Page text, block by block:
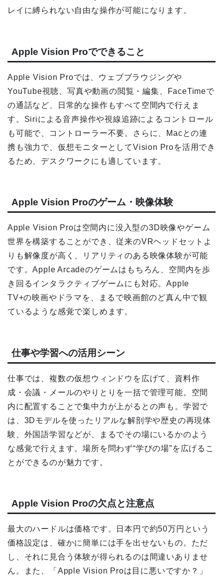
レイに縛られない自由な操作が可能になります。
Apple Vision Proでできること
Apple Vision Proでは、ウェブブラウジングや
YouTube視聴、写真や動画の閲覧・編集、FaceTimeで
の通話など、日常的な操作もすべて空間内で行えま
す。Siriによる音声操作や視線追跡によるコントロール
も可能で、コントローラー不要。さらに、Macとの連
携も強力で、仮想モニターとしてVision Proを活用でき
るため、デスクワークにも適しています。
Apple Vision Proのゲーム・映像体験
Apple Vision Proは空間内に没入型の3D映像やゲーム
世界を構築することができ、従来のVRヘッドセットよ
りも解像度が高く、リアリティのある映像体験が可能
です。Apple Arcadeのゲームはもちろん、空間内を歩
き回るインタラクティブゲームにも対応。Apple
TV+の映画やドラマを、まるで映画館のど真ん中で観
ているような感覚で楽しめます。
仕事や学習への活用シーン
仕事では、複数の仮想ウィンドウを広げて、資料作
成・会議・メールのやりとりを一括で管理可能。空間
内に配置することで集中力が上がるとの声も。学習で
は、3Dモデルを使ったリアルな解剖学や歴史の再現体
験、外国語学習などが、まるでその場にいるかのよう
な感覚で行えます。場所を問わず“学びの場”を広げるこ
とができるのが魅力です。
Apple Vision Proの欠点と注意点
最大のハードルは価格です。日本円で約50万円という
価格設定は、確かに簡単には手を出せないもの。ただ
し、それに見合う体験が得られるのは間違いありませ
ん。また、「Apple Vision Proは目に悪いですか？」